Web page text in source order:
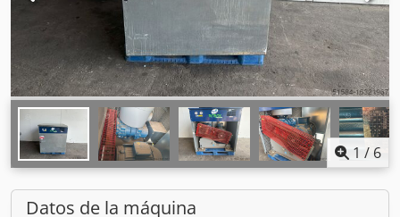
1 /6
Datos de la máquina